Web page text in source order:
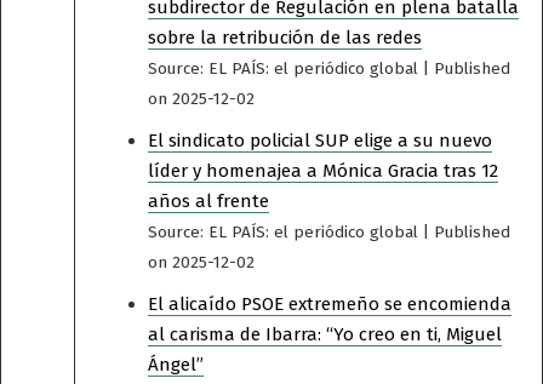
subdirector de Regulación en plena batalla
sobre la retribución de las redes
Source: EL PAÍS: el periódico global
Published
on 2025-12-02
El sindicato policial SUP elige a su nuevo
líder y homenajea a Mónica Gracia tras 12
años al frente
Source: EL PAÍS: el periódico global
Published
on 2025-12-02
El alicaído PSOE extremeño se encomienda
al carisma de Ibarra: “Yo creo en ti, Miguel
Ángel”